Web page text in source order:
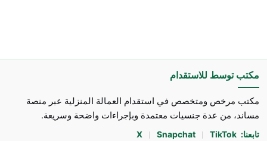
مكتب توسط للاستقدام
مكتب مرخص ومتخصص في استقدام العمالة المنزلية عبر منصة
مساند، من عدة جنسيات معتمدة وبإجراءات واضحة وسريعة.
تابعنا: X Snapchat TikTok